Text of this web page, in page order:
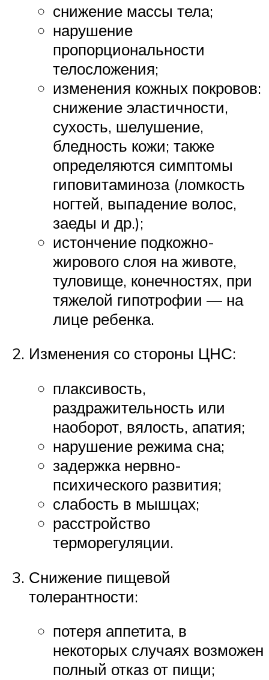
снижение массы тела;
нарушение
пропорциональности
телосложения;
изменения кожных покровов:
снижение эластичности,
сухость, шелушение,
бледность кожи; также
определяются симптомы
гиповитаминоза (ломкость
ногтей, выпадение волос,
заеды и др.);
истончение подкожно-
жирового слоя на животе,
туловище, конечностях, при
тяжелой гипотрофии — на
лице ребенка.
Изменения со стороны ЦНС:
плаксивость,
раздражительность или
наоборот, вялость, апатия;
нарушение режима сна;
задержка нервно-
психического развития;
слабость в мышцах;
расстройство
терморегуляции.
Снижение пищевой
толерантности:
потеря аппетита, в
некоторых случаях возможен
полный отказ от пищи;